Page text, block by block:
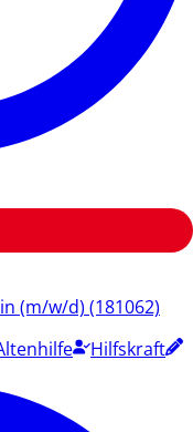
(m/w/d) (181062)
Hilfskraft